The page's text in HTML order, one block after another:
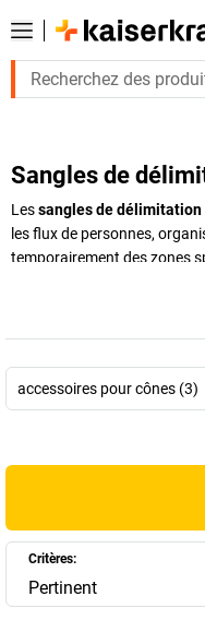
Sangles de
Lessangles de délimitation
les flux de personnes,
temporairement des zones
entreprises que lors
différents codes couleur et
large sélection de solutions
votre usage professionnel.
Afficher plus
accessoires pour cônes (3)
Critères:
Pertinent